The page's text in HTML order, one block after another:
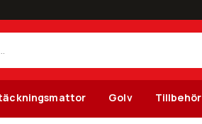
Golv Tillbehör